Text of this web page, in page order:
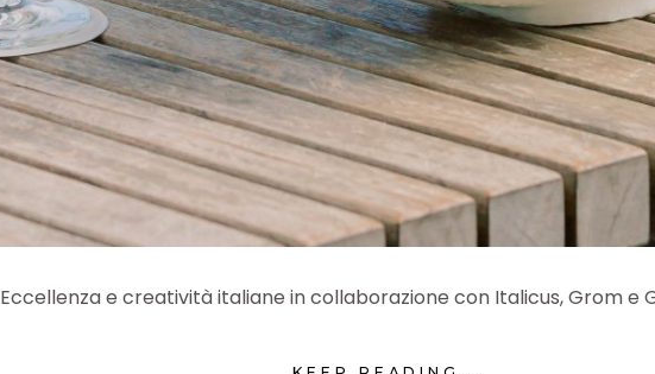
Eccellenza e creatività italiane in collaborazione con Italicus, Grom e